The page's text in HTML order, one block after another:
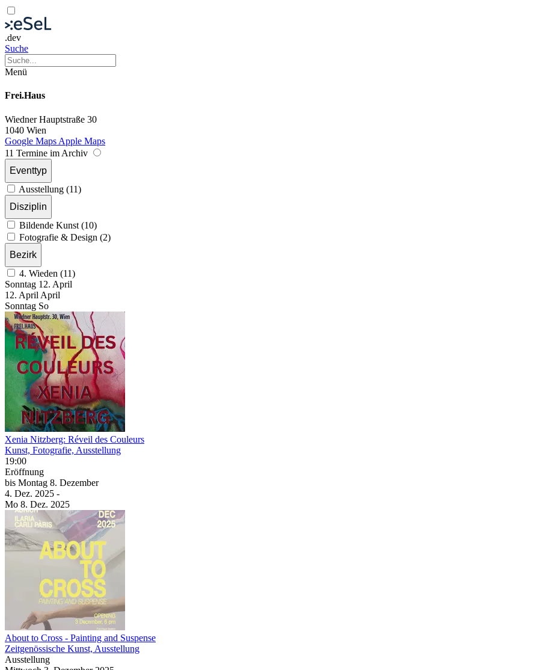
.dev
Suche
Menü
Frei.Haus
Wiedner Hauptstraße 30
1040 Wien
Google Maps Apple Maps
11 Termine im Archiv
Eventtyp
Ausstellung (11)
Disziplin
Bildende Kunst (10)
Fotografie & Design (2)
Bezirk
4. Wieden (11)
Sonntag 12. April
12. April April
Sonntag So
Xenia Nitzberg: Réveil des Couleurs
Kunst, Fotografie, Ausstellung
19:00
Eröffnung
bis Montag 8. Dezember
4. Dez. 2025 -
Mo 8. Dez. 2025
About to Cross - Painting and Suspense
Zeitgenössische Kunst, Ausstellung
Ausstellung